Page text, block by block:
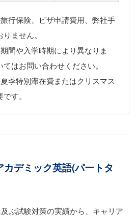
行保険、ビザ申請費用、弊社手
ません。
間や入学時期により異なりま
はお問い合わせください。
季特別滞在費またはクリスマス
す。
デミック英語(パートタ
ぶ試験対策の実績から、キャリア